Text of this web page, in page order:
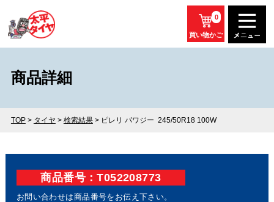
0
買い物かご
商品詳細
TOP> タイヤ > 検索結果> ピレリ パワジー 245/50R18 100W
商品番号：T052208773
お問い合わせは商品番号をお伝え下さい。